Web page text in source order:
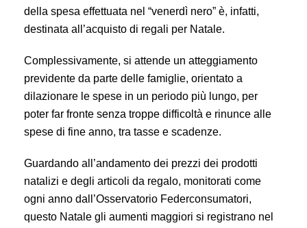
della spesa effettuata nel “venerdì nero” è, infatti,
destinata all’acquisto di regali per Natale.
Complessivamente, si attende un atteggiamento
previdente da parte delle famiglie, orientato a
dilazionare le spese in un periodo più lungo, per
poter far fronte senza troppe difficoltà e rinunce alle
spese di fine anno, tra tasse e scadenze.
Guardando all’andamento dei prezzi dei prodotti
natalizi e degli articoli da regalo, monitorati come
ogni anno dall’Osservatorio Federconsumatori,
questo Natale gli aumenti maggiori si registrano nel